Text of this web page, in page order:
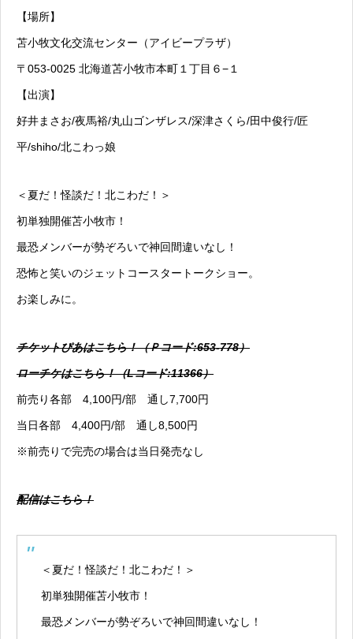
【場所】
苫小牧文化交流センター（アイビープラザ）
〒053-0025 北海道苫小牧市本町１丁目６−１
【出演】
好井まさお/夜馬裕/丸山ゴンザレス/深津さくら/田中俊行/匠
平/shiho/北こわっ娘
＜夏だ！怪談だ！北こわだ！＞
初単独開催苫小牧市！
最恐メンバーが勢ぞろいで神回間違いなし！
恐怖と笑いのジェットコースタートークショー。
お楽しみに。
チケットぴあはこちら！（Ｐコード:653-778）
ローチケはこちら！（Lコード:11366）
前売り各部 4,100円/部 通し7,700円
当日各部 4,400円/部 通し8,500円
※前売りで完売の場合は当日発売なし
配信はこちら！
＜夏だ！怪談だ！北こわだ！＞
初単独開催苫小牧市！
最恐メンバーが勢ぞろいで神回間違いなし！